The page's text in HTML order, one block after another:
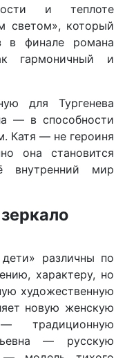
и теплоте
светом», который
в финале романа
гармоничный и
для Тургенева
— в способности
Катя — не героиня
она становится
внутренний мир
различны по
характеру, но
художественную
новую женскую
традиционную
— русскую